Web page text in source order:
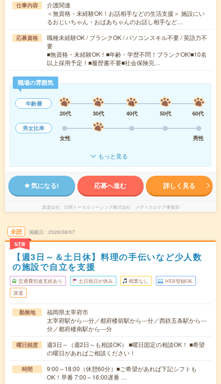
仕事内容
介護関連
＜無資格・未経験OK！お話相手などの生活支援＞ 施設にい
るおじいちゃん・おばあちゃんのお話し相手など…
応募資格
職種未経験OK / ブランクOK / パソコンスキル不要 / 英語力不
要
■無資格・未経験OK！■年齢・学歴不問！ブランクOK!■10名
以上採用予定！■履歴書不要■社会保険完…
職場の雰囲気
年齢層
20代
30代 40代 50代
60代
男女比率
女性
男性
もっと見る
気になる! 応募へ進む 詳しく見る
派遣会社 日研トータルソーシング株式会社 メディカルケア事業部
未読
NEW
掲載日 2026/08/07
【週3日～＆土日休】料理の手伝いなど少人数
の施設で自立を支援
交通費別途支給あり 土日祝日が休み 残業なし WEB登録OK
派遣
勤務地
福岡県太宰府市
太宰府駅から---分／都府楼前駅から---分／西鉄五条駅から---
分／都府楼南駅から---分
曜日頻度
週3日～（週2日～も相談OK） ■曜日固定の相談OK！ ■希望
の曜日があればご相談ください！
時間
9:00～18:00（休憩60分）■ご希望があれば下記シフトも
OK！早番 7:00～16:00遅番 …